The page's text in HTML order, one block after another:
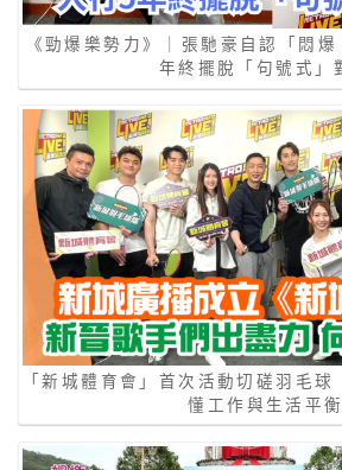
《勁爆樂勢力》｜張馳豪自認「悶
年終擺脫「句號式」
「新城體育會」首次活動切磋羽毛
懂工作與生活平衡